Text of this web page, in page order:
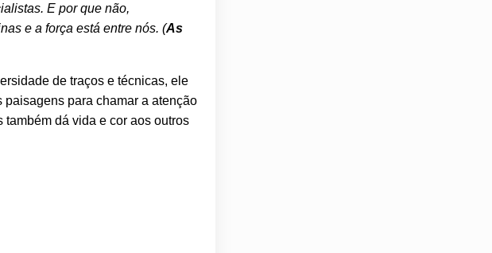
E por que não,
e a força está entre nós. (As
de traços e técnicas, ele
para chamar a atenção
dá vida e cor aos outros